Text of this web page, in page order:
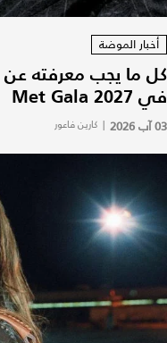
أخبار الموضة
في Met Gala 2027
03 آب 2026 | كارين فاعور